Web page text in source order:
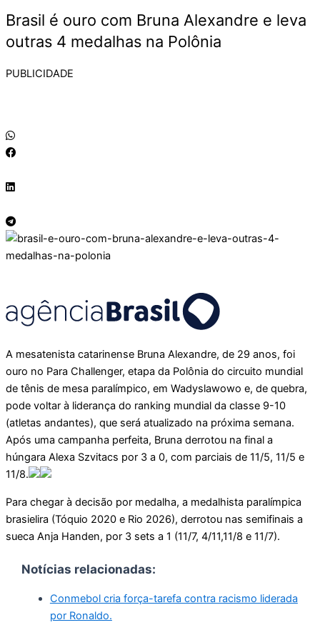
Brasil é ouro com Bruna Alexandre e leva
outras 4 medalhas na Polônia
PUBLICIDADE
A mesatenista catarinense Bruna Alexandre, de 29 anos, foi
ouro no Para Challenger, etapa da Polônia do circuito mundial
de tênis de mesa paralímpico, em Wadyslawowo e, de quebra,
pode voltar à liderança do ranking mundial da classe 9-10
(atletas andantes), que será atualizado na próxima semana.
Após uma campanha perfeita, Bruna derrotou na final a
húngara Alexa Szvitacs por 3 a 0, com parciais de 11/5, 11/5 e
11/8.
Para chegar à decisão por medalha, a medalhista paralímpica
brasielira (Tóquio 2020 e Rio 2026), derrotou nas semifinais a
sueca Anja Handen, por 3 sets a 1 (11/7, 4/11,11/8 e 11/7).
Notícias relacionadas:
Conmebol cria força-tarefa contra racismo liderada
por Ronaldo.